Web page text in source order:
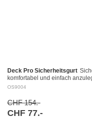
Deck Pro Sicherheitsgurt
komfortabel und einfach
dauernd angeklinkt ist.…
OS9004
CHF 154.-
CHF 77.-